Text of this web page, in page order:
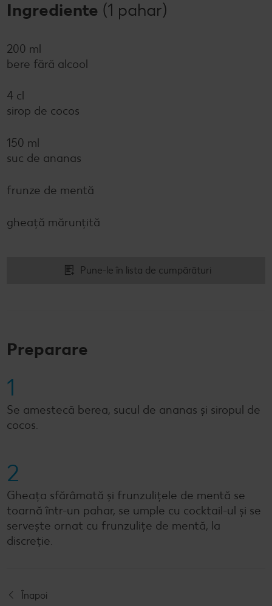
Ingrediente (1 pahar)
200 ml
bere fără alcool
4 cl
sirop de cocos
150 ml
suc de ananas
frunze de mentă
gheață mărunțită
Pune-le în lista de cumpărături
Preparare
1
Se amestecă berea, sucul de ananas și siropul de
cocos.
2
Gheața sfărâmată și frunzulițele de mentă se
toarnă într-un pahar, se umple cu cocktail-ul și se
servește ornat cu frunzulițe de mentă, la
discreție.
Înapoi